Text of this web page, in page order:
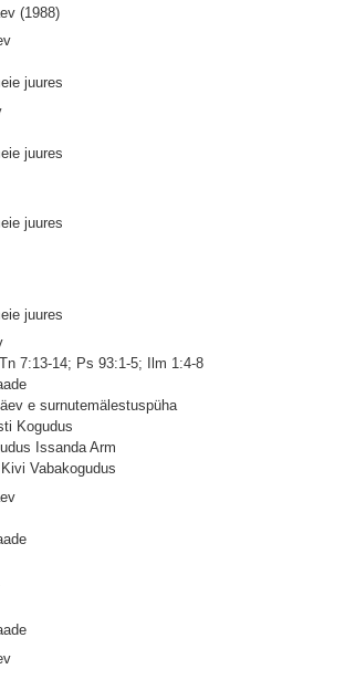
(1988)
juures
juures
juures
juures
7:13-14; Ps 93:1-5; Ilm 1:4-8
e surnutemälestuspüha
Kogudus
Issanda Arm
Vabakogudus